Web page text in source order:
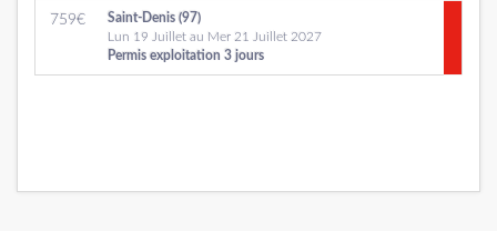
759€
Saint-Denis (97)
Lun 19 Juillet au Mer 21 Juillet 2027
Permis exploitation 3 jours